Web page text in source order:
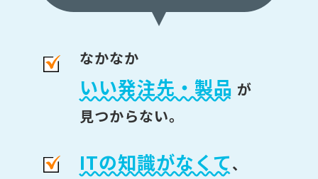
なかなか
いい発注先・製品 が
見つからない。
ITの知識がなくて、